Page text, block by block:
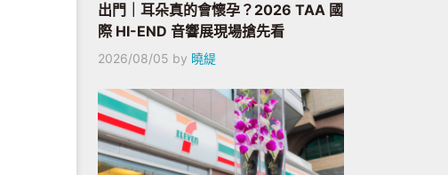
出門｜耳朵真的會懷孕？2026 TAA 國
際 HI-END 音響展現場搶先看
2026/08/05 by 曉緹